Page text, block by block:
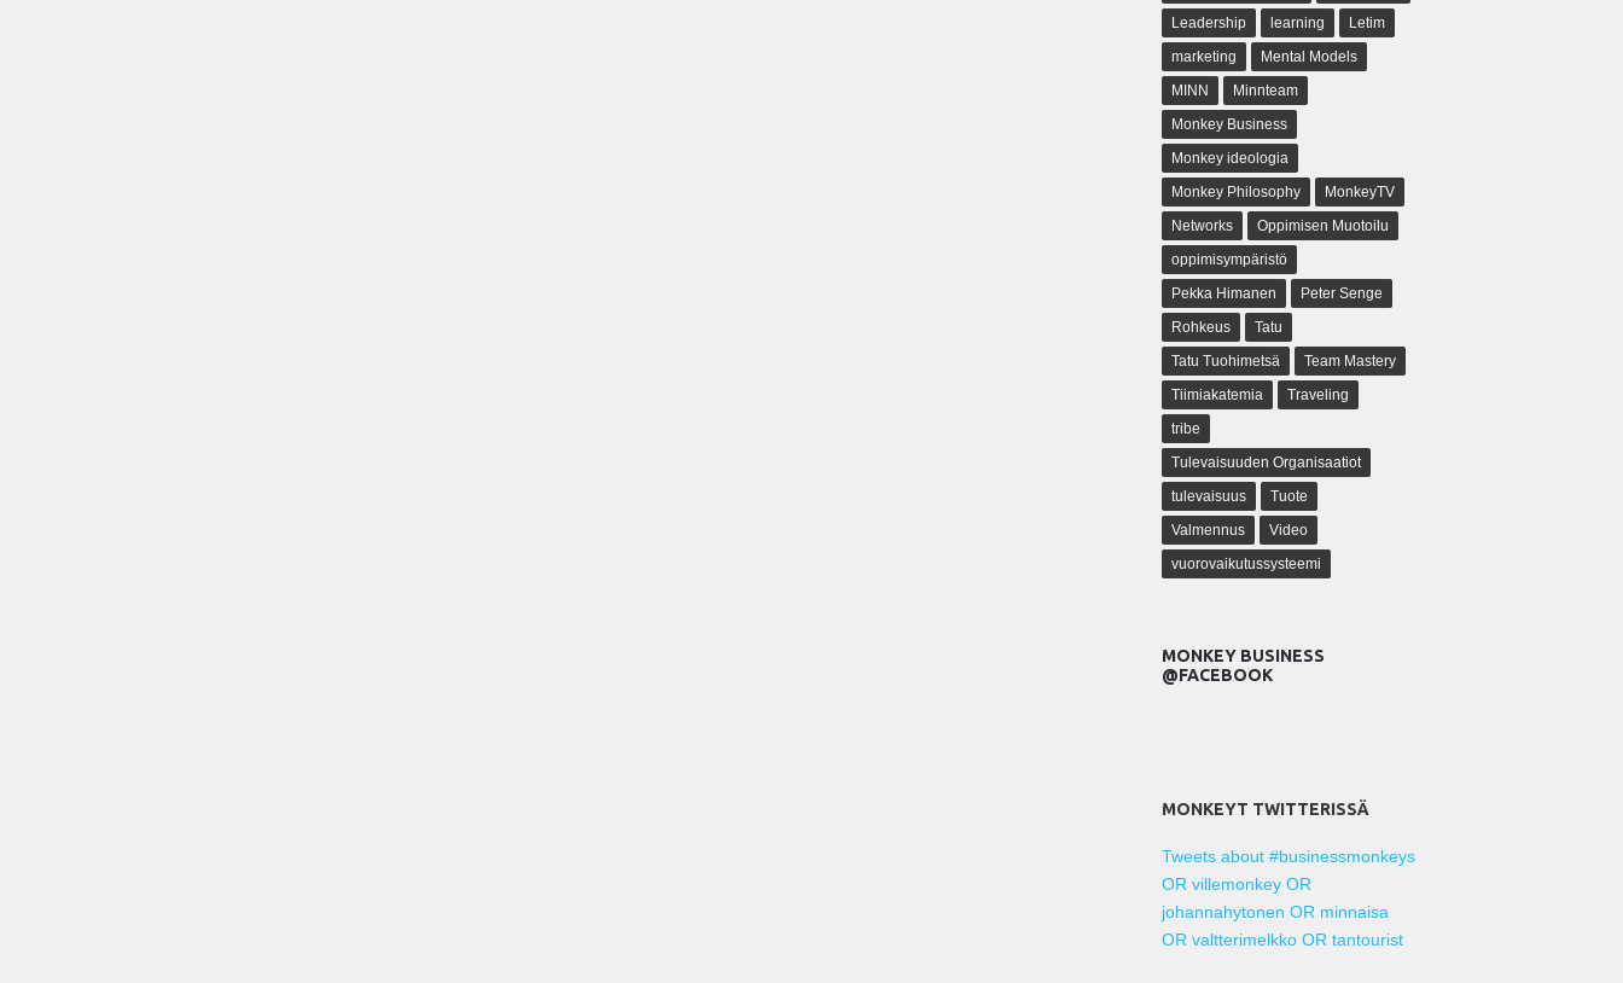
Leadership
learning
Letim
marketing
Mental Models
MINN
Minnteam
Monkey Business
Monkey ideologia
Monkey Philosophy
MonkeyTV
Networks
Oppimisen Muotoilu
oppimisympäristö
Pekka Himanen
Peter Senge
Rohkeus
Tatu
Tatu Tuohimetsä
Team Mastery
Tiimiakatemia
Traveling
tribe
Tulevaisuuden Organisaatiot
tulevaisuus
Tuote
Valmennus
Video
vuorovaikutussysteemi
MONKEY BUSINESS
@FACEBOOK
MONKEYT TWITTERISSÄ
Tweets about #businessmonkeys
OR villemonkey OR
johannahytonen OR minnaisa
OR valtterimelkko OR tantourist